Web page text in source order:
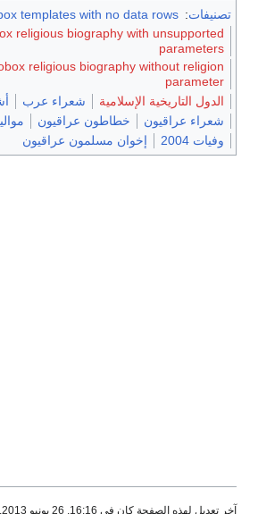
تصنيفات:
templates with no data rows
religious biography with unsupported
parameters
religious biography without religion
parameter
الدول التاريخية الإسلامية
شعراء عرب
شعراء عراقيون
خطاطون عراقيون
مواليد
وفيات 2004
إخوان مسلمون عراقيون
آخر تعديل لهذه الصفحة كان في 16:16, 26 يونيو 2013.